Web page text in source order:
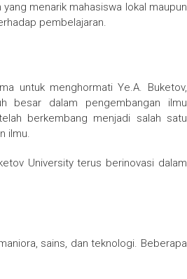
menarik mahasiswa lokal maupun
pembelajaran.
untuk menghormati Ye.A. Buketov,
besar dalam pengembangan ilmu
berkembang menjadi salah satu
ilmu.
University terus berinovasi dalam
sains, dan teknologi. Beberapa